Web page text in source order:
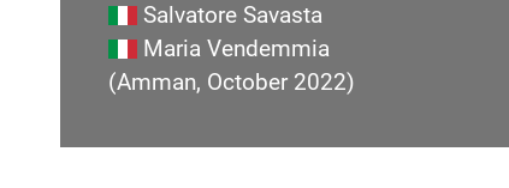
Salvatore Savasta
Maria Vendemmia
(Amman, October 2022)